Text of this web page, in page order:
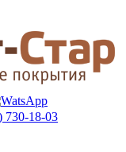
730-18-03